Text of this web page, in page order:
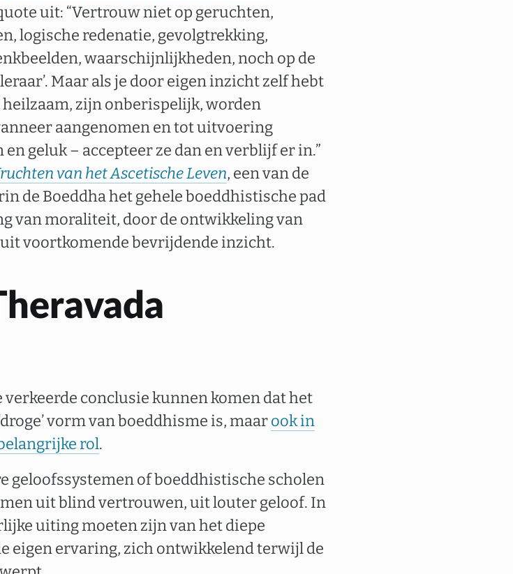
uit: “Vertrouw niet op geruchten,
logische redenatie, gevolgtrekking,
waarschijnlijkheden, noch op de
Maar als je door eigen inzicht zelf hebt
zijn onberispelijk, worden
aangenomen en tot uitvoering
geluk – accepteer ze dan en verblijf er in.”
van het Ascetische Leven, een van de
de Boeddha het gehele boeddhistische pad
van moraliteit, door de ontwikkeling van
voortkomende bevrijdende inzicht.
conclusie kunnen komen dat het
vorm van boeddhisme is, maarook in
rol.
geloofssystemen of boeddhistische scholen
uit blind vertrouwen, uit louter geloof. In
uiting moeten zijn van het diepe
eigen ervaring, zich ontwikkelend terwijl de